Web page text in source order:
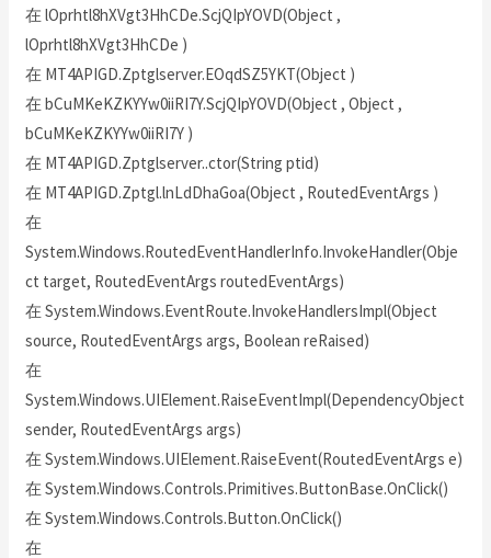
在 lOprhtl8hXVgt3HhCDe.ScjQIpYOVD(Object ,
lOprhtl8hXVgt3HhCDe )
在 MT4APIGD.Zptglserver.EOqdSZ5YKT(Object )
在 bCuMKeKZKYYw0iiRI7Y.ScjQIpYOVD(Object , Object ,
bCuMKeKZKYYw0iiRI7Y )
在 MT4APIGD.Zptglserver..ctor(String ptid)
在 MT4APIGD.Zptgl.lnLdDhaGoa(Object , RoutedEventArgs )
在
System.Windows.RoutedEventHandlerInfo.InvokeHandler(Obje
ct target, RoutedEventArgs routedEventArgs)
在 System.Windows.EventRoute.InvokeHandlersImpl(Object
source, RoutedEventArgs args, Boolean reRaised)
在
System.Windows.UIElement.RaiseEventImpl(DependencyObject
sender, RoutedEventArgs args)
在 System.Windows.UIElement.RaiseEvent(RoutedEventArgs e)
在 System.Windows.Controls.Primitives.ButtonBase.OnClick()
在 System.Windows.Controls.Button.OnClick()
在